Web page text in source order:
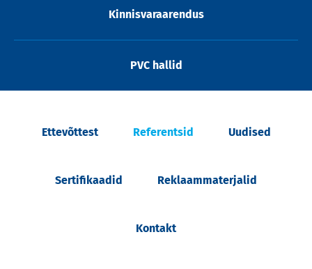
Kinnisvaraarendus
PVC hallid
Ettevõttest Referentsid Uudised
Sertifikaadid Reklaammaterjalid
Kontakt